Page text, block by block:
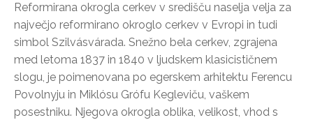
Reformirana okrogla cerkev v središču naselja velja za
največjo reformirano okroglo cerkev v Evropi in tudi
simbol Szilvásvárada. Snežno bela cerkev, zgrajena
med letoma 1837 in 1840 v ljudskem klasicističnem
slogu, je poimenovana po egerskem arhitektu Ferencu
Povolnyju in Miklósu Grófu Kegleviču, vaškem
posestniku. Njegova okrogla oblika, velikost, vhod s